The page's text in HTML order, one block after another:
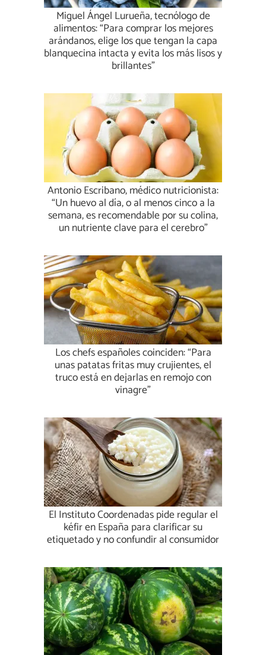
Miguel Ángel Lurueña, tecnólogo de
alimentos: “Para comprar los mejores
arándanos, elige los que tengan la capa
blanquecina intacta y evita los más lisos y
brillantes”
Antonio Escribano, médico nutricionista:
“Un huevo al día, o al menos cinco a la
semana, es recomendable por su colina,
un nutriente clave para el cerebro”
Los chefs españoles coinciden: “Para
unas patatas fritas muy crujientes, el
truco está en dejarlas en remojo con
vinagre”
El Instituto Coordenadas pide regular el
kéfir en España para clarificar su
etiquetado y no confundir al consumidor